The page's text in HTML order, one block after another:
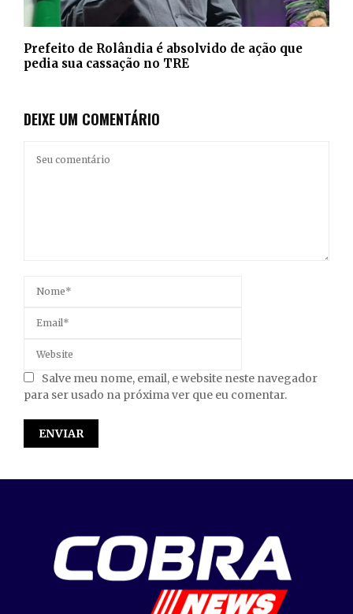
Prefeito de Rolândia é absolvido de ação que
pedia sua cassação no TRE
DEIXE UM COMENTÁRIO
Salve meu nome, email, e website neste navegador
para ser usado na próxima ver que eu comentar.